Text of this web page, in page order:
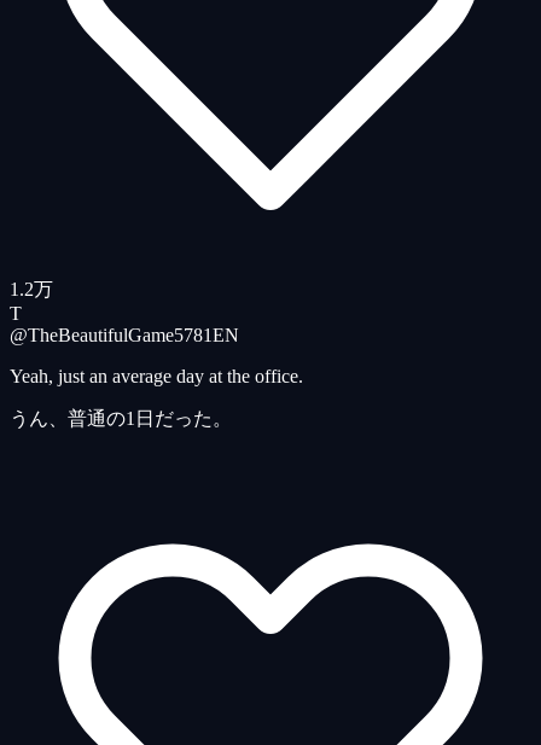
1.2万
T
@TheBeautifulGame5781EN
Yeah, just an average day at the office.
うん、普通の1日だった。